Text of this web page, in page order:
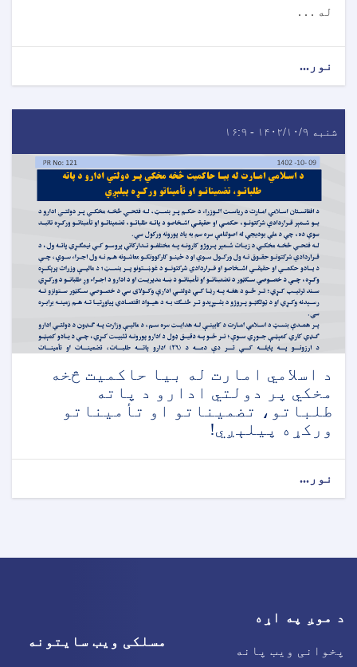
له . . .
نور...
شنبه ۱۴۰۲/۱۰/۹ - ۱۶:۹
د اسلامي امارت له بیا حاکمیت څخه
مخکي پر دولتي ادارو د پاته
طلباتو، تضمیناتو او تأمیناتو
ورکړه پیلېږي!
نور...
د موږ په اړه
پخوانی ویب پانه
مسلکی ویب سایتونه